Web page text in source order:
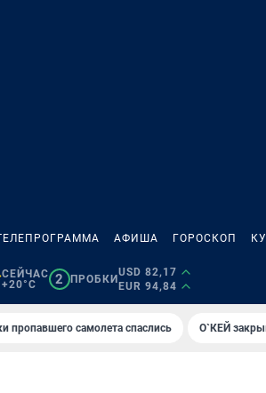
АФИША ГОРОСКОП
СЕЙЧАС
+20°C
2 ПРОБКИ
USD 82,17
EUR 94,84
пропавшего самолета спаслись О`КЕЙ